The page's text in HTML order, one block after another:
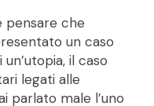
pensare che
un caso
il caso
legati alle
parlato male l’uno